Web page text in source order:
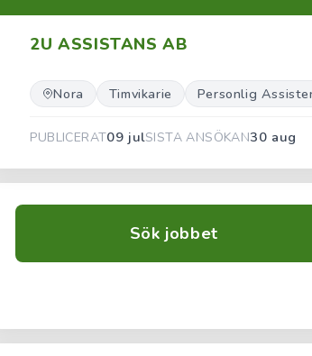
2U ASSISTANS AB
Nora Timvikarie Personlig
PUBLICERAT09 julSISTA ANSÖKAN30 aug
Sök jobbet